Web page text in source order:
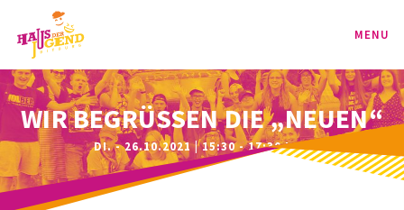
MENU
PROGRAMM
KINDER
WIR BEGRÜSSEN DIE „NEUEN“
DI. - 26.10.2021 | 15:30 - 17:30 UHR